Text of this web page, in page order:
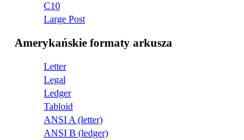
C10
Large Post
Amerykańskie formaty arkusza
Letter
Legal
Ledger
Tabloid
ANSI A (letter)
ANSI B (ledger)